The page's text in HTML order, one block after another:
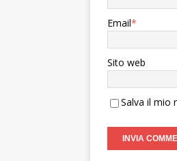
Email*
Sito web
Salva il mio